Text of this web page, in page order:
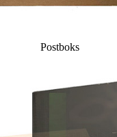
Postboks